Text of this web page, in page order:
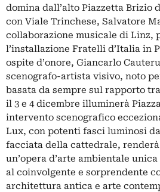
domina dall’alto Piazzetta Brizio
con Viale Trinchese, Salvatore
collaborazione musicale di Linz,
l’installazione Fratelli d’Italia in
ospite d’onore, Giancarlo
scenografo-artista visivo, noto
basata da sempre sul rapporto
il 3 e 4 dicembre illuminerà
intervento scenografico
Lux, con potenti fasci luminosi
facciata della cattedrale,
un’opera d’arte ambientale
al coinvolgente e sorprendente
architettura antica e arte